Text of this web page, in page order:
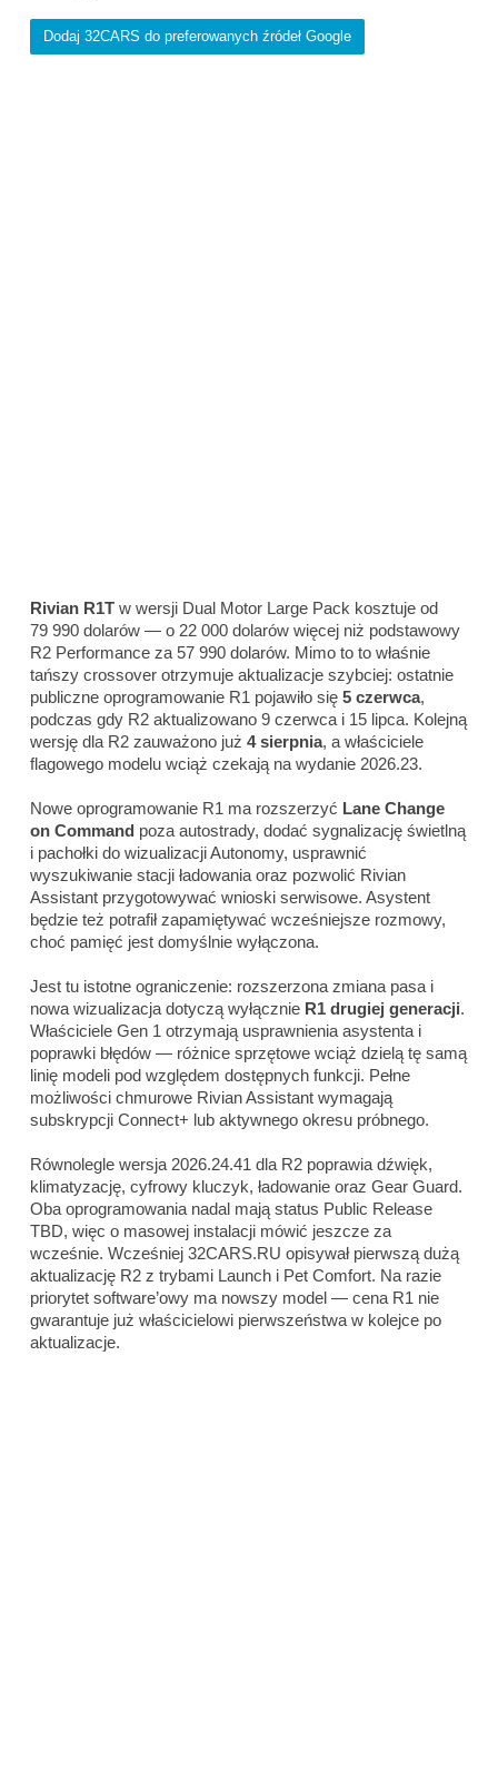
Dodaj 32CARS do preferowanych źródeł Google
Rivian R1T w wersji Dual Motor Large Pack kosztuje od
79 990 dolarów — o 22 000 dolarów więcej niż podstawowy
R2 Performance za 57 990 dolarów. Mimo to to właśnie
tańszy crossover otrzymuje aktualizacje szybciej: ostatnie
publiczne oprogramowanie R1 pojawiło się 5 czerwca,
podczas gdy R2 aktualizowano 9 czerwca i 15 lipca. Kolejną
wersję dla R2 zauważono już 4 sierpnia, a właściciele
flagowego modelu wciąż czekają na wydanie 2026.23.
Nowe oprogramowanie R1 ma rozszerzyć Lane Change
on Command poza autostrady, dodać sygnalizację świetlną
i pachołki do wizualizacji Autonomy, usprawnić
wyszukiwanie stacji ładowania oraz pozwolić Rivian
Assistant przygotowywać wnioski serwisowe. Asystent
będzie też potrafił zapamiętywać wcześniejsze rozmowy,
choć pamięć jest domyślnie wyłączona.
Jest tu istotne ograniczenie: rozszerzona zmiana pasa i
nowa wizualizacja dotyczą wyłącznie R1 drugiej generacji.
Właściciele Gen 1 otrzymają usprawnienia asystenta i
poprawki błędów — różnice sprzętowe wciąż dzielą tę samą
linię modeli pod względem dostępnych funkcji. Pełne
możliwości chmurowe Rivian Assistant wymagają
subskrypcji Connect+ lub aktywnego okresu próbnego.
Równolegle wersja 2026.24.41 dla R2 poprawia dźwięk,
klimatyzację, cyfrowy kluczyk, ładowanie oraz Gear Guard.
Oba oprogramowania nadal mają status Public Release
TBD, więc o masowej instalacji mówić jeszcze za
wcześnie. Wcześniej 32CARS.RU opisywał pierwszą dużą
aktualizację R2 z trybami Launch i Pet Comfort. Na razie
priorytet software’owy ma nowszy model — cena R1 nie
gwarantuje już właścicielowi pierwszeństwa w kolejce po
aktualizacje.